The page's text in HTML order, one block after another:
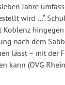
Jahre
wird …“.
nach dem
lässt – mit der
kann (OVG